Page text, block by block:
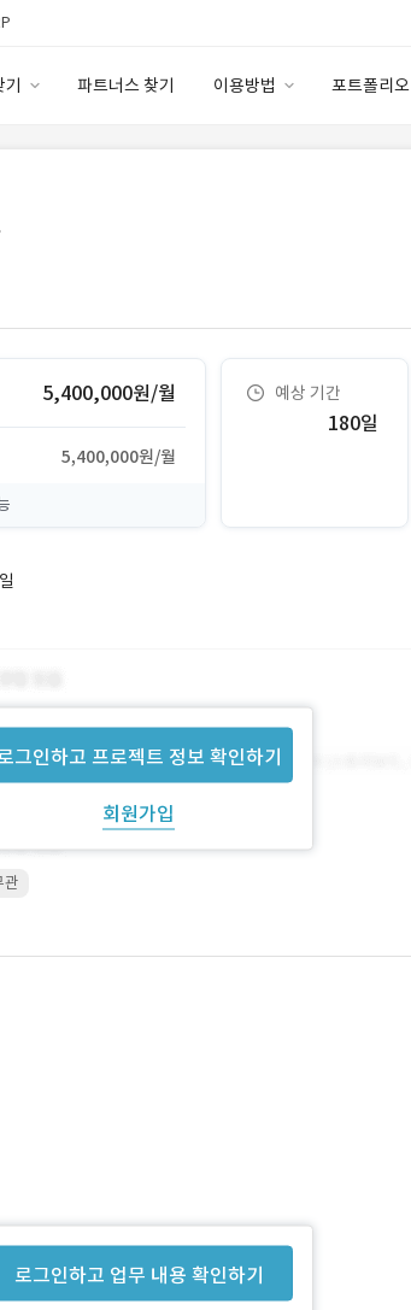
기 파트너스 찾기 이용방법 포트폴리오
5,400,000원/월
5,400,000원/월
예상 기간
180일
그인하고 프로젝트 정보 확인하기
회원가입
로그인하고 업무 내용 확인하기